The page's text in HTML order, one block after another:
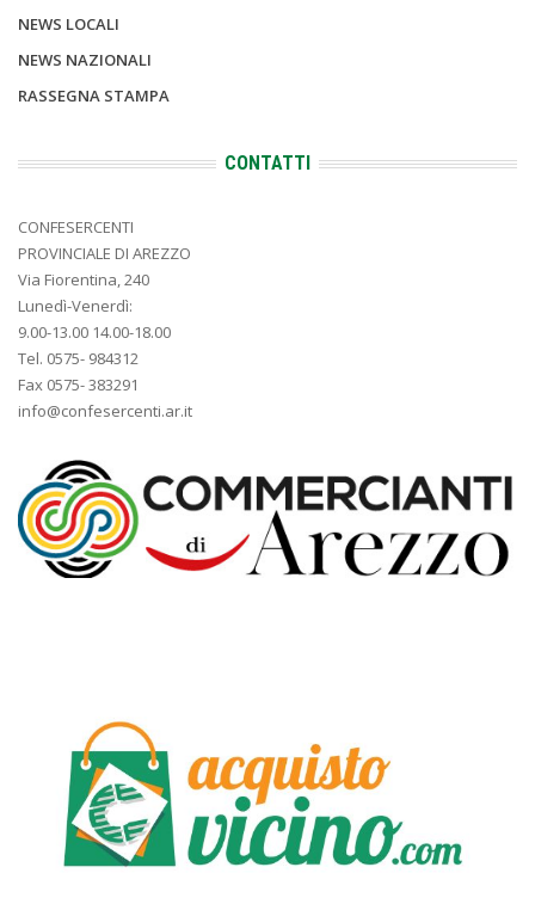
NEWS LOCALI
NEWS NAZIONALI
RASSEGNA STAMPA
CONTATTI
CONFESERCENTI
PROVINCIALE DI AREZZO
Via Fiorentina, 240
Lunedì-Venerdì:
9.00-13.00 14.00-18.00
Tel. 0575- 984312
Fax 0575- 383291
info@confesercenti.ar.it